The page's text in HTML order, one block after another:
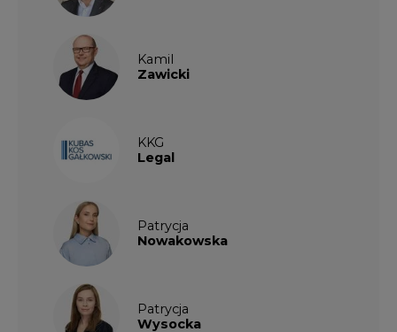
Kamil
Zawicki
KKG
Legal
Patrycja
Nowakowska
Patrycja
Wysocka